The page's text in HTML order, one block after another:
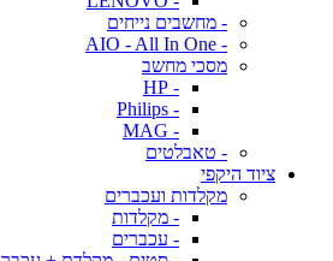
- מחשבים נייחים
- AIO - All In One
מסכי מחשב
- HP
- Philips
- MAG
- טאבלטים
ציוד היקפי
מקלדות ועכברים
- מקלדות
- עכברים